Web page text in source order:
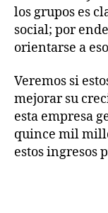
los grupos es
social; por
orientarse a
Veremos si
mejorar su
esta empresa
quince mil
estos ingresos